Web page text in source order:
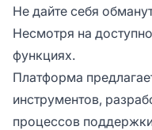
Не дайте себя
Несмотря на
функциях.
Платформа
инструментов,
процессов